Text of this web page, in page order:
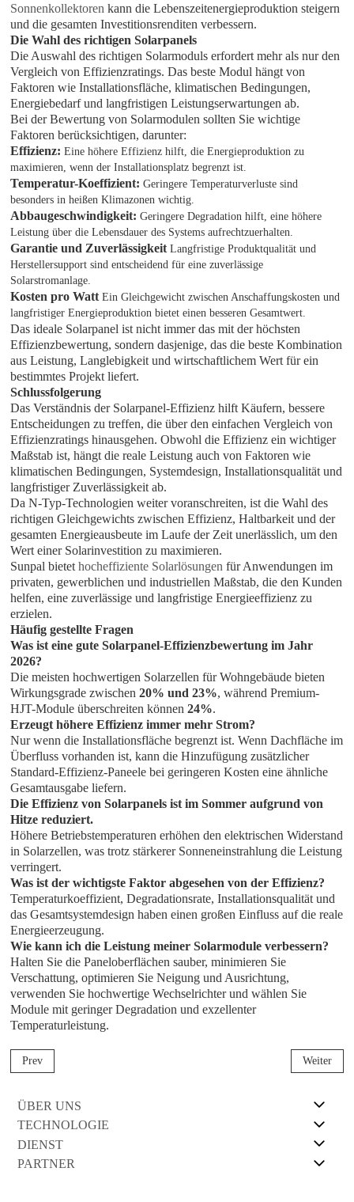
Sonnenkollektoren kann die Lebenszeitenergieproduktion steigern
und die gesamten Investitionsrenditen verbessern.
Die Wahl des richtigen Solarpanels
Die Auswahl des richtigen Solarmoduls erfordert mehr als nur den
Vergleich von Effizienzratings. Das beste Modul hängt von
Faktoren wie Installationsfläche, klimatischen Bedingungen,
Energiebedarf und langfristigen Leistungserwartungen ab.
Bei der Bewertung von Solarmodulen sollten Sie wichtige
Faktoren berücksichtigen, darunter:
Effizienz: Eine höhere Effizienz hilft, die Energieproduktion zu
maximieren, wenn der Installationsplatz begrenzt ist.
Temperatur-Koeffizient: Geringere Temperaturverluste sind
besonders in heißen Klimazonen wichtig.
Abbaugeschwindigkeit: Geringere Degradation hilft, eine höhere
Leistung über die Lebensdauer des Systems aufrechtzuerhalten.
Garantie und Zuverlässigkeit Langfristige Produktqualität und
Herstellersupport sind entscheidend für eine zuverlässige
Solarstromanlage.
Kosten pro Watt Ein Gleichgewicht zwischen Anschaffungskosten und
langfristiger Energieproduktion bietet einen besseren Gesamtwert.
Das ideale Solarpanel ist nicht immer das mit der höchsten
Effizienzbewertung, sondern dasjenige, das die beste Kombination
aus Leistung, Langlebigkeit und wirtschaftlichem Wert für ein
bestimmtes Projekt liefert.
Schlussfolgerung
Das Verständnis der Solarpanel-Effizienz hilft Käufern, bessere
Entscheidungen zu treffen, die über den einfachen Vergleich von
Effizienzratings hinausgehen. Obwohl die Effizienz ein wichtiger
Maßstab ist, hängt die reale Leistung auch von Faktoren wie
klimatischen Bedingungen, Systemdesign, Installationsqualität und
langfristiger Zuverlässigkeit ab.
Da N-Typ-Technologien weiter voranschreiten, ist die Wahl des
richtigen Gleichgewichts zwischen Effizienz, Haltbarkeit und der
gesamten Energieausbeute im Laufe der Zeit unerlässlich, um den
Wert einer Solarinvestition zu maximieren.
Sunpal bietethocheffiziente Solarlösungen für Anwendungen im
privaten, gewerblichen und industriellen Maßstab, die den Kunden
helfen, eine zuverlässige und langfristige Energieeffizienz zu
erzielen.
Häufig gestellte Fragen
Was ist eine gute Solarpanel-Effizienzbewertung im Jahr
2026?
Die meisten hochwertigen Solarzellen für Wohngebäude bieten
Wirkungsgrade zwischen20% und 23%, während Premium-
HJT-Module überschreiten können24%.
Erzeugt höhere Effizienz immer mehr Strom?
Nur wenn die Installationsfläche begrenzt ist. Wenn Dachfläche im
Überfluss vorhanden ist, kann die Hinzufügung zusätzlicher
Standard-Effizienz-Paneele bei geringeren Kosten eine ähnliche
Gesamtausgabe liefern.
Die Effizienz von Solarpanels ist im Sommer aufgrund von
Hitze reduziert.
Höhere Betriebstemperaturen erhöhen den elektrischen Widerstand
in Solarzellen, was trotz stärkerer Sonneneinstrahlung die Leistung
verringert.
Was ist der wichtigste Faktor abgesehen von der Effizienz?
Temperaturkoeffizient, Degradationsrate, Installationsqualität und
das Gesamtsystemdesign haben einen großen Einfluss auf die reale
Energieerzeugung.
Wie kann ich die Leistung meiner Solarmodule verbessern?
Halten Sie die Paneloberflächen sauber, minimieren Sie
Verschattung, optimieren Sie Neigung und Ausrichtung,
verwenden Sie hochwertige Wechselrichter und wählen Sie
Module mit geringer Degradation und exzellenter
Temperaturleistung.
Prev Weiter
ÜBER UNS
TECHNOLOGIE
DIENST
PARTNER